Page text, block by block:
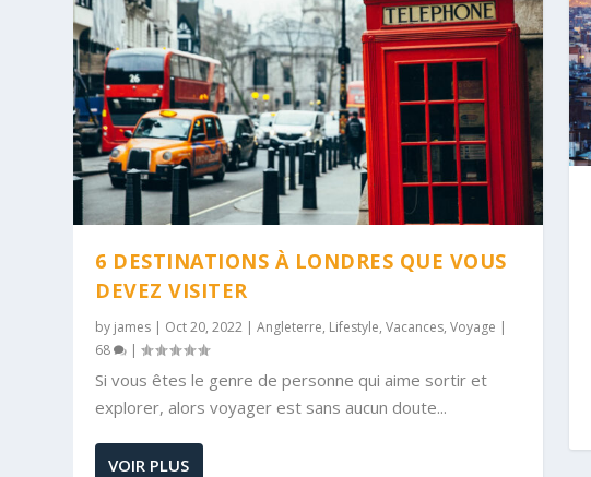
6 DESTINATIONS À LONDRES QUE VOUS
DEVEZ VISITER
by james | Oct 20, 2022 |Angleterre, Lifestyle,Vacances,Voyage |
68
|
Si vous êtes le genre de personne qui aime sortir et
explorer, alors voyager est sans aucun doute...
VOIR PLUS